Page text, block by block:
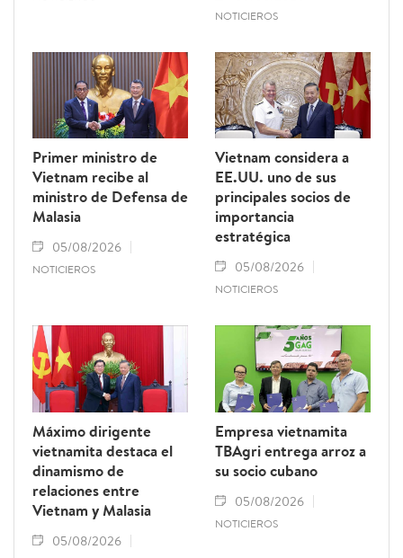
NOTICIEROS
Primer ministro de
Vietnam recibe al
ministro de Defensa de
Malasia
05/08/2026
NOTICIEROS
Vietnam considera a
EE.UU. uno de sus
principales socios de
importancia
estratégica
05/08/2026
NOTICIEROS
Máximo dirigente
vietnamita destaca el
dinamismo de
relaciones entre
Vietnam y Malasia
05/08/2026
Empresa vietnamita
TBAgri entrega arroz a
su socio cubano
05/08/2026
NOTICIEROS